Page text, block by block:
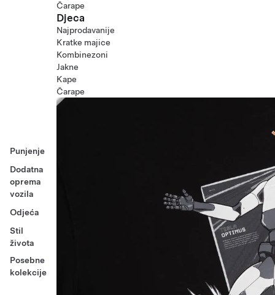
Punjenje
Dodatna
oprema
vozila
Odjeća
Stil
života
Posebne
kolekcije
Čarape
Djeca
Najprodavanije
Kratke majice
Kombinezoni
Jakne
Kape
Čarape